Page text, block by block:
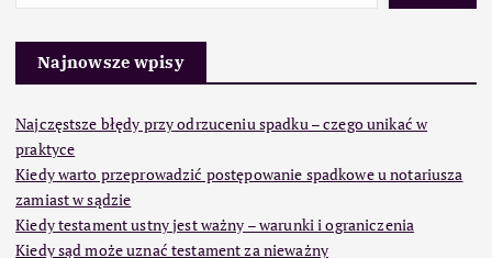
Najnowsze wpisy
Najczęstsze błędy przy odrzuceniu spadku – czego unikać w
praktyce
Kiedy warto przeprowadzić postępowanie spadkowe u notariusza
zamiast w sądzie
Kiedy testament ustny jest ważny – warunki i ograniczenia
Kiedy sąd może uznać testament za nieważny